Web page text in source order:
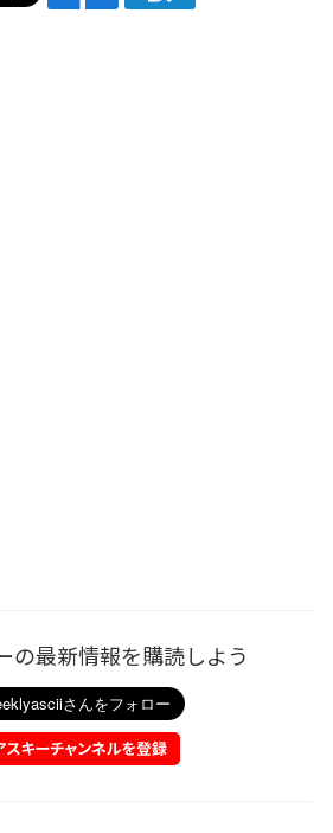
の最新情報を購読しよう